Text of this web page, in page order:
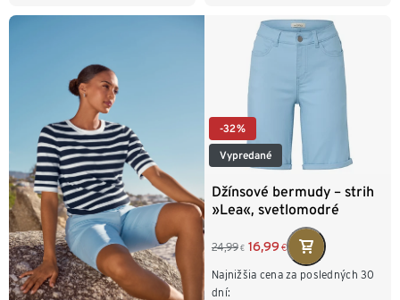
-32%
Vypredané
Džínsové bermudy – strih
»Lea«, svetlomodré
24,99 € 16,99 €
Najnižšia cena za posledných 30
dní: